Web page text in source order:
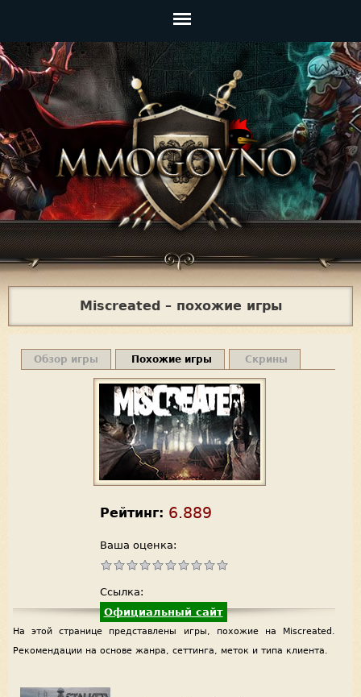
Главное
меню
Jump to navigation
Miscreated – похожие игры
Обзор игры Похожие игры Скрины
Рейтинг: 6.889
Ваша оценка:
Ссылка:
Официальный сайт
На этой странице представлены игры, похожие на Miscreated.
Рекомендации на основе жанра, сеттинга, меток и типа клиента.